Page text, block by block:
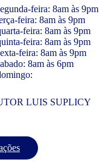
feira: 8am às 9pm
feira: 8am às 9pm
feira: 8am às 9pm
feira: 8am às 9pm
feira: 8am às 9pm
8am às 6pm
LUIS SUPLICY